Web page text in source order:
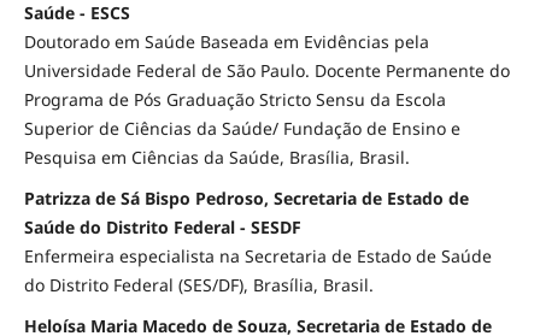
Saúde - ESCS
Doutorado em Saúde Baseada em Evidências pela
Universidade Federal de São Paulo. Docente Permanente do
Programa de Pós Graduação Stricto Sensu da Escola
Superior de Ciências da Saúde/ Fundação de Ensino e
Pesquisa em Ciências da Saúde, Brasília, Brasil.
Patrizza de Sá Bispo Pedroso, Secretaria de Estado de
Saúde do Distrito Federal - SESDF
Enfermeira especialista na Secretaria de Estado de Saúde
do Distrito Federal (SES/DF), Brasília, Brasil.
Heloísa Maria Macedo de Souza, Secretaria de Estado de